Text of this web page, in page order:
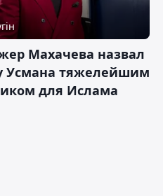
Махачева назвал
Усмана тяжелейшим
для Ислама